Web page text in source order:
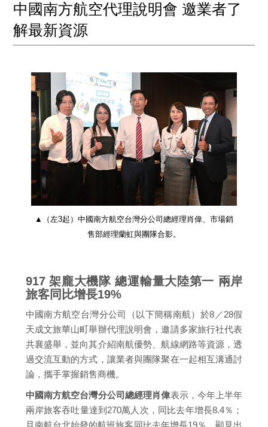
中國南方航空代理說明會 邀業者了
解最新資源
▲（左3起）中國南方航空台灣分公司總經理肖偉、市場銷
售部經理蘭虹與團隊合影。
917 架龐大機隊 總運輸量大陸第一 兩岸
旅客同比增長19%
中國南方航空台灣分公司（以下簡稱南航）於8／28假
天成文旅華山町舉辦代理說明會，邀請多家旅行社代表
共襄盛舉，並向其介紹南航優勢、航線網路等資源，透
過交流互動的方式，讓業者與團隊聚在一起相互溝通討
論，攜手掌握銷售商機。
中國南方航空台灣分公司總經理肖偉表示，今年上半年
兩岸旅客吞吐量達到270萬人次，同比去年增長8.4％；
且南航台北始發的航班旅客同比去年增長19％，顯見出